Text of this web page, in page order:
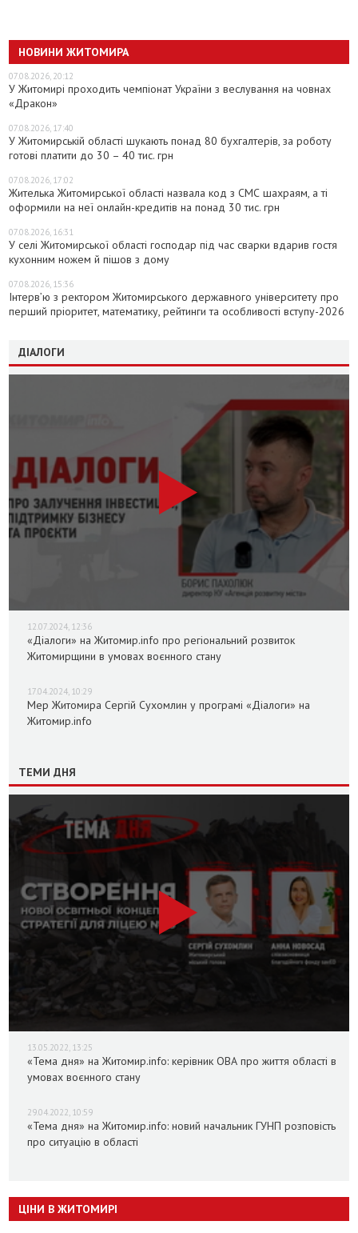
НОВИНИ ЖИТОМИРА
07.08.2026, 20:12
У Житомирі проходить чемпіонат України з веслування на човнах
«Дракон»
07.08.2026, 17:40
У Житомирській області шукають понад 80 бухгалтерів, за роботу
готові платити до 30 – 40 тис. грн
07.08.2026, 17:02
Жителька Житомирської області назвала код з СМС шахраям, а ті
оформили на неї онлайн-кредитів на понад 30 тис. грн
07.08.2026, 16:31
У селі Житомирської області господар під час сварки вдарив гостя
кухонним ножем й пішов з дому
07.08.2026, 15:36
Інтерв’ю з ректором Житомирського державного університету про
перший пріоритет, математику, рейтинги та особливості вступу-2026
ДІАЛОГИ
12.07.2024, 12:36
«Діалоги» на Житомир.info про регіональний розвиток
Житомирщини в умовах воєнного стану
17.04.2024, 10:29
Мер Житомира Сергій Сухомлин у програмі «Діалоги» на
Житомир.info
ТЕМИ ДНЯ
13.05.2022, 13:25
«Тема дня» на Житомир.info: керівник ОВА про життя області в
умовах воєнного стану
29.04.2022, 10:59
«Тема дня» на Житомир.info: новий начальник ГУНП розповість
про ситуацію в області
ЦІНИ В ЖИТОМИРІ